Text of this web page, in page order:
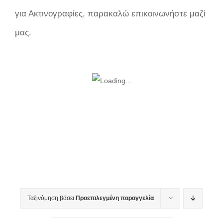
για Ακτινογραφίες, παρακαλώ επικοινωνήστε μαζί
μας.
Ταξινόμηση βάσει Προεπιλεγμένη παραγγελία